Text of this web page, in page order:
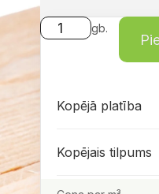
gb.
Kopējā platība
Kopējais tilpums